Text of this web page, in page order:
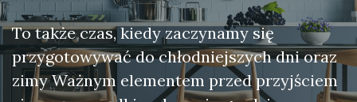
To także czas, kiedy zaczynamy się
przygotowywać do chłodniejszych dni oraz
zimy Ważnym elementem przed przyjściem